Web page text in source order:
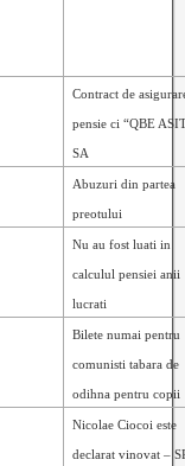
Contract de
pensie ci “QBE
SA
Abuzuri din partea
preotului
Nu au fost luati in
calculul pensiei anii
lucrati
Bilete numai pentru
comunisti tabara de
odihna pentru copii
Nicolae Ciocoi este
declarat vinovat –